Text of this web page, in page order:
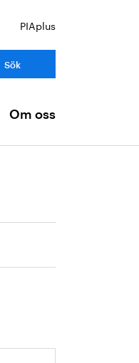
PIAplus
Om oss